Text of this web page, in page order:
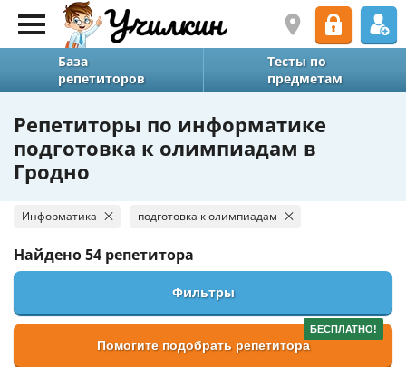
База
репетиторов
Тесты по
предметам
Репетиторы по информатике
подготовка к олимпиадам в
Гродно
Информатика подготовка к олимпиадам
Найдено54 репетитора
Фильтры
БЕСПЛАТНО!
Помогите подобрать репетитора